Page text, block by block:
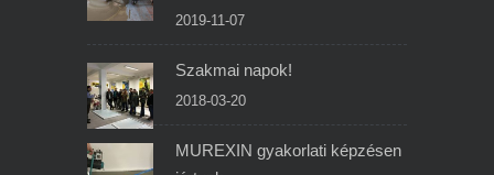
2019-11-07
Szakmai napok!
2018-03-20
MUREXIN gyakorlati képzésen